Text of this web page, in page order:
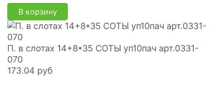
В корзину
П. в слотах 14+8*35 СОТЫ уп10пач арт.0331-
070
173.04 руб